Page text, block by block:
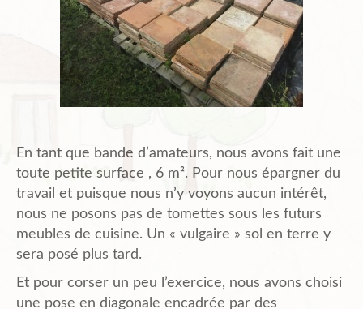
En tant que bande d’amateurs, nous avons fait une
toute petite surface , 6 m². Pour nous épargner du
travail et puisque nous n’y voyons aucun intérêt,
nous ne posons pas de tomettes sous les futurs
meubles de cuisine. Un « vulgaire » sol en terre y
sera posé plus tard.
Et pour corser un peu l’exercice, nous avons choisi
une pose en diagonale encadrée par des